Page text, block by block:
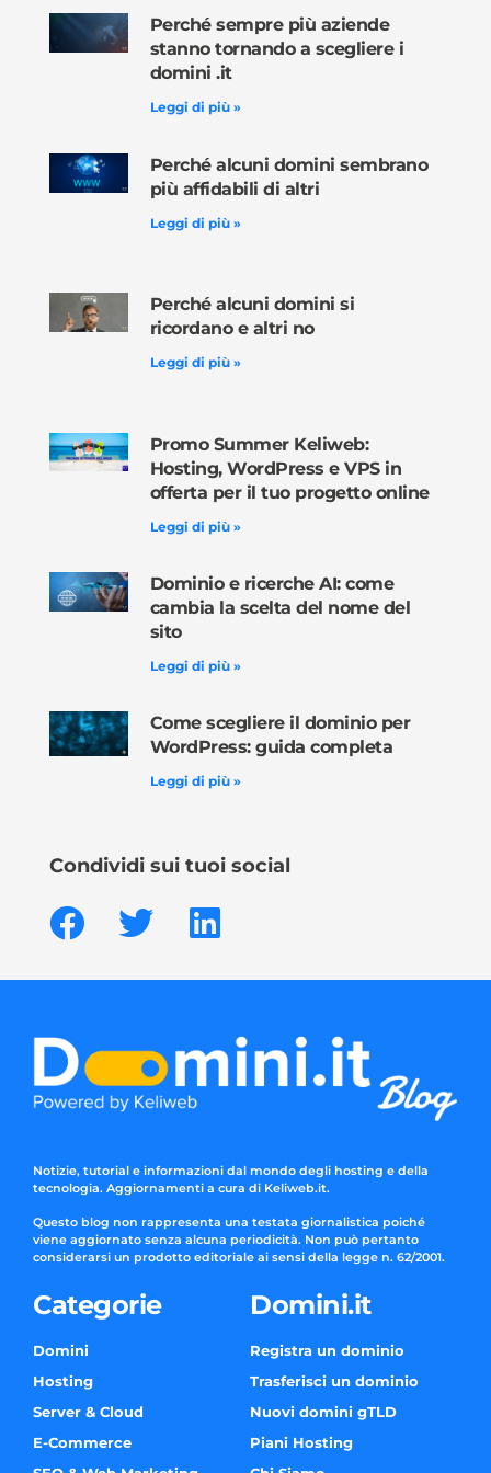
Perché sempre più aziende
stanno tornando a scegliere i
domini .it
Leggi di più »
Perché alcuni domini sembrano
più affidabili di altri
Leggi di più »
Perché alcuni domini si
ricordano e altri no
Leggi di più »
Promo Summer Keliweb:
Hosting, WordPress e VPS in
offerta per il tuo progetto online
Leggi di più »
Dominio e ricerche AI: come
cambia la scelta del nome del
sito
Leggi di più »
Come scegliere il dominio per
WordPress: guida completa
Leggi di più »
Condividi sui tuoi social
Notizie, tutorial e informazioni dal mondo degli hosting e della
tecnologia. Aggiornamenti a cura di Keliweb.it.
Questo blog non rappresenta una testata giornalistica poiché
viene aggiornato senza alcuna periodicità. Non può pertanto
considerarsi un prodotto editoriale ai sensi della legge n. 62/2001.
Categorie
Domini
Hosting
Server & Cloud
E-Commerce
Domini.it
Registra un dominio
Trasferisci un dominio
Nuovi domini gTLD
Piani Hosting